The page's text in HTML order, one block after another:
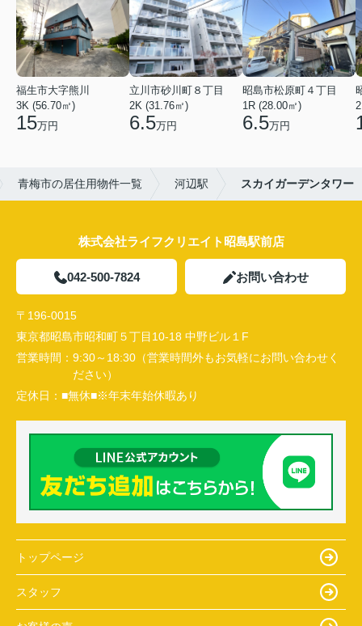
福生市大字熊川
3K (56.70㎡)
15万円
立川市砂川町８丁目
2K (31.76㎡)
6.5万円
昭島市松原町４丁目
1R (28.00㎡)
6.5万円
青梅市の居住用物件一覧 河辺駅 スカイガーデンタワー
株式会社ライフクリエイト昭島駅前店
042-500-7824 お問い合わせ
〒196-0015
東京都昭島市昭和町５丁目10-18 中野ビル１F
営業時間： 9:30～18:30（営業時間外もお気軽にお問い合わせく
ださい）
定休日： ■無休■※年末年始休暇あり
トップページ
スタッフ